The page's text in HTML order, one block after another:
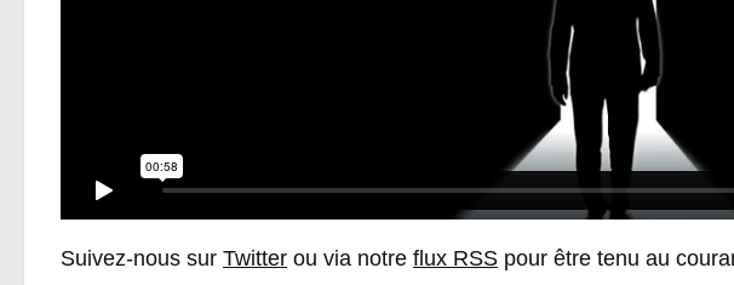
Suivez-nous sur Twitter ou via notre flux RSS pour être tenu au